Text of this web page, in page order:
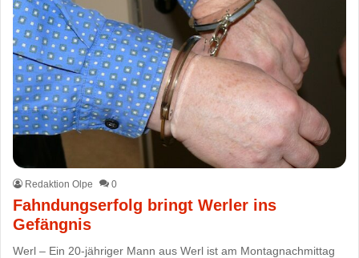
Redaktion Olpe 0
Fahndungserfolg bringt Werler ins
Gefängnis
Werl – Ein 20-jähriger Mann aus Werl ist am Montagnachmittag